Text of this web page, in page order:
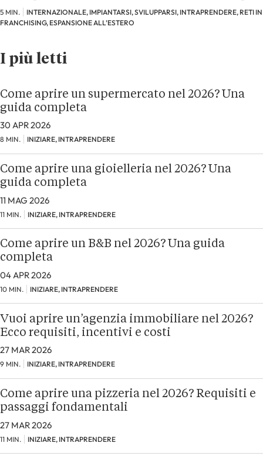
5 MIN.
INTERNAZIONALE, IMPIANTARSI, SVILUPPARSI, INTRAPRENDERE, RETI IN
FRANCHISING, ESPANSIONE ALL’ESTERO
I più letti
Come aprire un supermercato nel 2026? Una
guida completa
30 APR 2026
8 MIN. INIZIARE, INTRAPRENDERE
Come aprire una gioielleria nel 2026? Una
guida completa
11 MAG 2026
11 MIN. INIZIARE, INTRAPRENDERE
Come aprire un B&B nel 2026? Una guida
completa
04 APR 2026
10 MIN. INIZIARE, INTRAPRENDERE
Vuoi aprire un’agenzia immobiliare nel 2026?
Ecco requisiti, incentivi e costi
27 MAR 2026
9 MIN. INIZIARE, INTRAPRENDERE
Come aprire una pizzeria nel 2026? Requisiti e
passaggi fondamentali
27 MAR 2026
11 MIN. INIZIARE, INTRAPRENDERE